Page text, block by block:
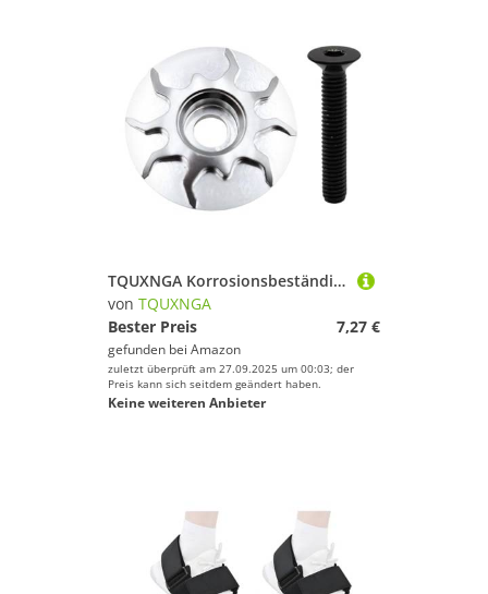
TQUXNGA für den Sport Fitness &
zu bieten hat. Wenn Du dort nicht findest,
was Du suchst, stöbere doch einfach ja nach Deiner
Sportart in der jeweiligen Sportabteilung - wir haben
für fast jeden Sport ein breites Angebot - vom
bis hin zuFitness Boxen
Fall wünschen wir Dir viel Spaß und Erfolg mit Deinem
TQUXNGA Korrosionsbeständige Fahrrad-Vorbauabdeckungen, Headset-Kappen, staubdichte Headset-Kappen für professionelle Radfahrer und Enthusiasten, leichte Fahrrad-Headset-Oberkappen
von TQUXNGA
Bester Preis
7,27 €
gefunden bei Amazon
zuletzt überprüft am 27.09.2025 um 00:03; der
Preis kann sich seitdem geändert haben.
Keine weiteren Anbieter